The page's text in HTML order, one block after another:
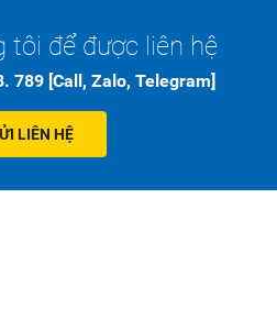
tôi để được liên hệ
789 [Call, Zalo, Telegram]
LIÊN HỆ